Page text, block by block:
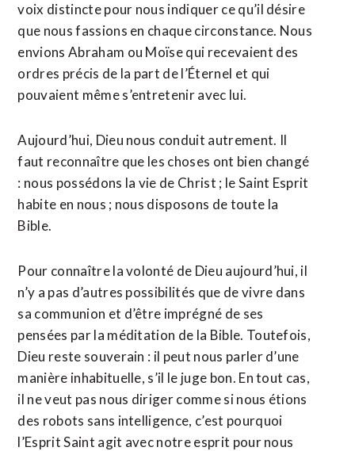
voix distincte pour nous indiquer ce qu’il désire
que nous fassions en chaque circonstance. Nous
envions Abraham ou Moïse qui recevaient des
ordres précis de la part de l’Éternel et qui
pouvaient même s’entretenir avec lui.
Aujourd’hui, Dieu nous conduit autrement. Il
faut reconnaître que les choses ont bien changé
: nous possédons la vie de Christ ; le Saint Esprit
habite en nous ; nous disposons de toute la
Bible.
Pour connaître la volonté de Dieu aujourd’hui, il
n’y a pas d’autres possibilités que de vivre dans
sa communion et d’être imprégné de ses
pensées par la méditation de la Bible. Toutefois,
Dieu reste souverain : il peut nous parler d’une
manière inhabituelle, s’il le juge bon. En tout cas,
il ne veut pas nous diriger comme si nous étions
des robots sans intelligence, c’est pourquoi
l’Esprit Saint agit avec notre esprit pour nous